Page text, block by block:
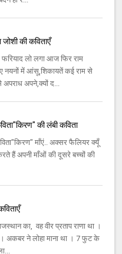
जोशी की कविताएँ
लो लगा आज फिर राम
नयनों में आंसू,शिकायतें कई राम से
अपने,क्यों द...
की लंबी कविता
माँएं.. अक्सर फैलियर क्यूँ
हैं अपनी माँओं की दूसरे बच्चों की
का, वह वीर प्रताप राणा था ।
अकबर ने लोहा माना था । 7 फुट के